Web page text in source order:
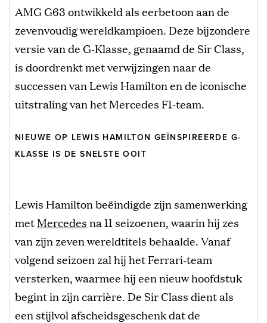
AMG G63 ontwikkeld als eerbetoon aan de
zevenvoudig wereldkampioen. Deze bijzondere
versie van de G-Klasse, genaamd de Sir Class,
is doordrenkt met verwijzingen naar de
successen van Lewis Hamilton en de iconische
uitstraling van het Mercedes F1-team.
NIEUWE OP LEWIS HAMILTON GEÏNSPIREERDE G-
KLASSE IS DE SNELSTE OOIT
Lewis Hamilton beëindigde zijn samenwerking
metMercedesna 11 seizoenen, waarin hij zes
van zijn zeven wereldtitels behaalde. Vanaf
volgend seizoen zal hij het Ferrari-team
versterken, waarmee hij een nieuw hoofdstuk
begint in zijn carrière. De Sir Class dient als
een stijlvol afscheidsgeschenk dat de